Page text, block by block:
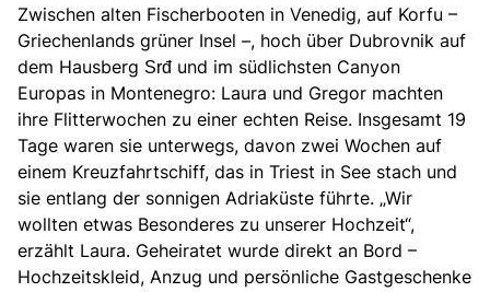
Zwischen alten Fischerbooten in Venedig, auf Korfu –
Griechenlands grüner Insel –, hoch über Dubrovnik auf
dem Hausberg Srđ und im südlichsten Canyon
Europas in Montenegro: Laura und Gregor machten
ihre Flitterwochen zu einer echten Reise. Insgesamt 19
Tage waren sie unterwegs, davon zwei Wochen auf
einem Kreuzfahrtschiff, das in Triest in See stach und
sie entlang der sonnigen Adriaküste führte. „Wir
wollten etwas Besonderes zu unserer Hochzeit“,
erzählt Laura. Geheiratet wurde direkt an Bord –
Hochzeitskleid, Anzug und persönliche Gastgeschenke